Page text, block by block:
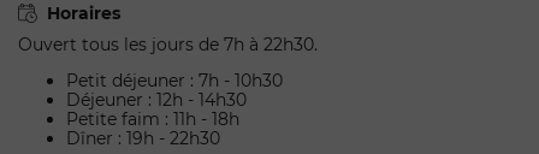
Horaires
Ouvert tous les jours de 7h à 22h30.
Petit déjeuner : 7h - 10h30
Déjeuner : 12h - 14h30
Petite faim : 11h - 18h
Dîner : 19h - 22h30
Enfants *
Choisissez une date